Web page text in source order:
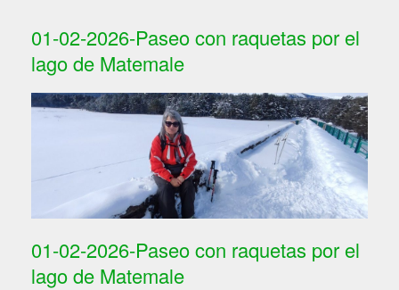
01-02-2026-Paseo con raquetas por el
lago de Matemale
01-02-2026-Paseo con raquetas por el
lago de Matemale